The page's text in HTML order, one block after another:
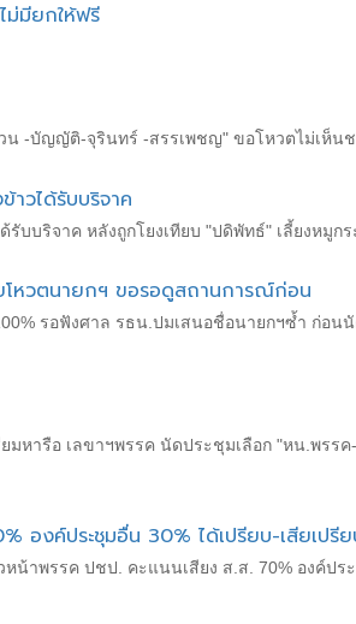
ม่มียกให้ฟรี
น -บัญญัติ-จุรินทร์ -สรรเพชญ" ขอโหวตไม่เห็น
วได้รับบริจาค
บบริจาค หลังถูกโยงเทียบ "ปดิพัทธ์" เลี้ยงหมูกร
โหวตนายกฯ ขอรอดูสถานการณ์ก่อน
รอฟังศาล รธน.ปมเสนอชื่อนายกฯซ้ำ ก่อ
หารือ เลขาฯพรรค นัดประชุมเลือก "หน.พรรค
องค์ประชุมอื่น 30% ได้เปรียบ-เสียเปรี
าพรรค ปชป. คะแนนเสียง ส.ส. 70% องค์ประ